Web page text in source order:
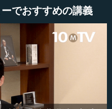
でおすすめの講義